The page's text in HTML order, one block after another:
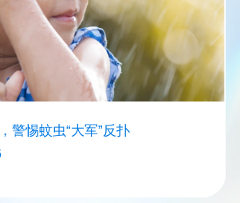
警惕蚊虫“大军”反扑